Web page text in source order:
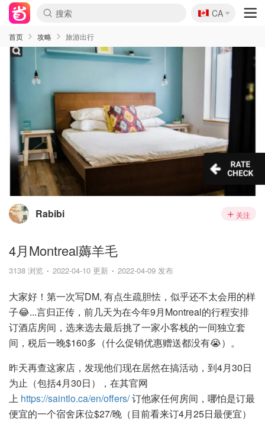
🇨🇦
CA
首页 攻略 旅游出行
Rabibi 关注
4月Montreal薅羊毛
3138 浏览 2022-04-10 更新 2022-04-09 发布
大家好！第一次写DM, 有点生疏胆怯，似乎还不太会用的样
子😂...言归正传，前几天为在今年9月Montreal的行程安排
订酒店房间，选来选去最后挑了一家小客栈的一间独立套
间，税后一晚$160多（什么促销优惠赠送都没有😭）。
昨天再查这家店，发现他们现在居然在搞活动，到4月30日
为止（包括4月30日），在其官网
上 https://saintlo.ca/en/offers/订他家任何房间，哪怕是订最
便宜的一个宿舍床位$27/晚（目前看来订4月25日最便宜）